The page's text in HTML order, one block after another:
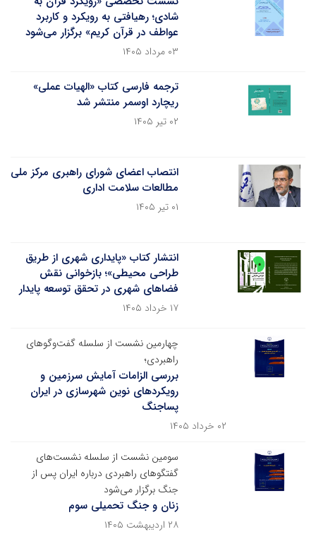
شادی؛ رهیافتی به رویکرد و کاربرد
عواطف در قرآن کریم» برگزار می‌شود
۰۳ مرداد ۱۴۰۵
ترجمه فارسی کتاب «الهیات عملی»
ریچارد اوسمر منتشر شد
۰۲ تیر ۱۴۰۵
انتصاب اعضای شورای راهبری مرکز ملی
مطالعات سلامت اداری
۰۱ تیر ۱۴۰۵
انتشار کتاب «پایداری شهری از طریق
طراحی محیطی»؛ بازخوانی نقش
فضاهای شهری در تحقق توسعه پایدار
۱۷ خرداد ۱۴۰۵
چهارمین نشست از سلسله گفت‌وگوهای
راهبردی؛
بررسی الزامات آمایش سرزمین و
رویکردهای نوین شهرسازی در ایران
پساجنگ
۰۲ خرداد ۱۴۰۵
سومین نشست از سلسله نشست‌های
گفتگوهای راهبردی درباره ایران پس از
جنگ برگزار می‌شود
زنان و جنگ تحمیلی سوم
۲۸ اردیبهشت ۱۴۰۵